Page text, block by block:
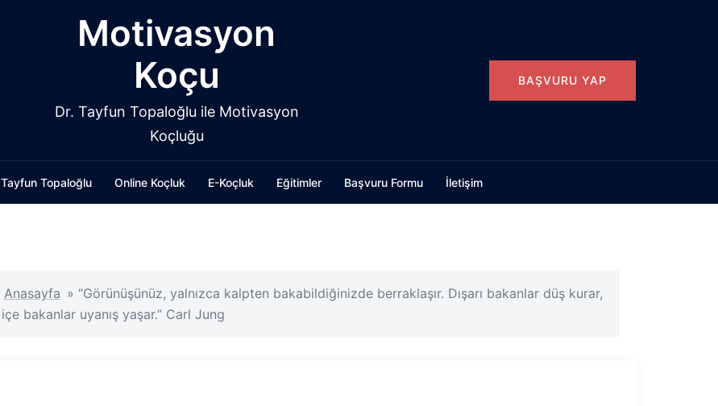
Motivasyon
Koçu
Dr. Tayfun Topaloğlu ile Motivasyon
Koçluğu
BAŞVURU YAP
Tayfun Topaloğlu Online Koçluk E-Koçluk Eğitimler Başvuru Formu İletişim
Anasayfa » “Görünüşünüz, yalnızca kalpten bakabildiğinizde berraklaşır. Dışarı bakanlar düş kurar,
içe bakanlar uyanış yaşar.” Carl Jung